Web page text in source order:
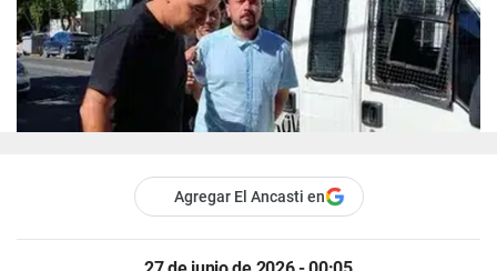
Agregar El Ancasti en